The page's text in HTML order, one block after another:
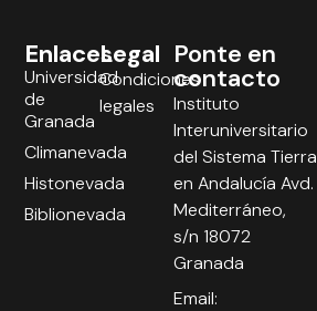
Legal
Condiciones
legales
Enlaces
Universidad
de
Granada
Climanevada
Histonevada
Biblionevada
Ponte en
contacto
Instituto
Interuniversitario
del Sistema Tierra
en Andalucía Avd.
Mediterráneo,
s/n 18072
Granada
Email: